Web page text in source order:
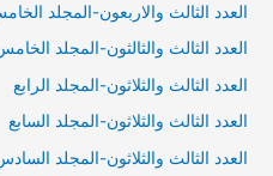
العدد الثالث والاربعون-المجلد
العدد الثالث والثالثون-المجلد
العدد الثالث والثلاثون-المجلد الرابع
العدد الثالث والثلاثون-المجلد السابع
العدد الثالث والثلاثون-المجلد